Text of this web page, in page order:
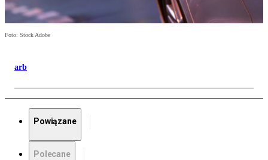
Foto: Stock Adobe
arb
Powiązane
Polecane